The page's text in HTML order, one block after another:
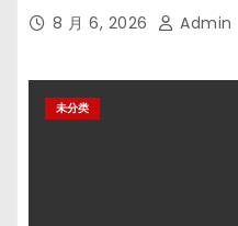
8 月 6, 2026 Admin
未分类